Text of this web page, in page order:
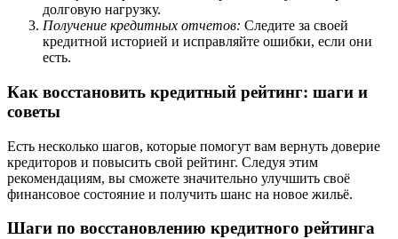
долговую нагрузку.
Получение кредитных отчетов: Следите за своей
кредитной историей и исправляйте ошибки, если они
есть.
Как восстановить кредитный рейтинг: шаги и
советы
Есть несколько шагов, которые помогут вам вернуть доверие
кредиторов и повысить свой рейтинг. Следуя этим
рекомендациям, вы сможете значительно улучшить своё
финансовое состояние и получить шанс на новое жильё.
Шаги по восстановлению кредитного рейтинга